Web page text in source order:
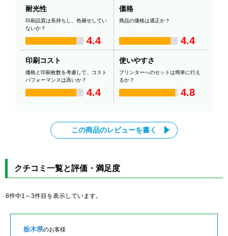
耐光性
印刷品質は長持ちし、色褪せしてい
ないか？
4.4
価格
商品の価格は適正か？
4.4
印刷コスト
価格と印刷枚数を考慮して、コスト
パフォーマンスは高いか？
4.4
使いやすさ
プリンターへのセットは簡単に行え
るか？
4.8
この商品のレビューを書く
クチコミ一覧と評価・満足度
8件中1～3件目を表示しています。
栃木県のお客様